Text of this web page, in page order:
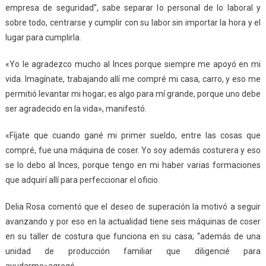
empresa de seguridad”, sabe separar lo personal de lo laboral y
sobre todo, centrarse y cumplir con su labor sin importar la hora y el
lugar para cumplirla.
«Yo le agradezco mucho al Inces porque siempre me apoyó en mi
vida. Imagínate, trabajando allí me compré mi casa, carro, y eso me
permitió levantar mi hogar; es algo para mí grande, porque uno debe
ser agradecido en la vida», manifestó.
«Fíjate que cuando gané mi primer sueldo, entre las cosas que
compré, fue una máquina de coser. Yo soy además costurera y eso
se lo debo al Inces, porque tengo en mi haber varias formaciones
que adquirí allí para perfeccionar el oficio.
Delia Rosa comentó que el deseo de superación la motivó a seguir
avanzando y por eso en la actualidad tiene seis máquinas de coser
en su taller de costura que funciona en su casa; “además de una
unidad de producción familiar que diligencié para